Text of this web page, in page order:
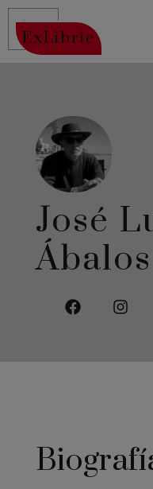
ExLibric
José
Ábalos